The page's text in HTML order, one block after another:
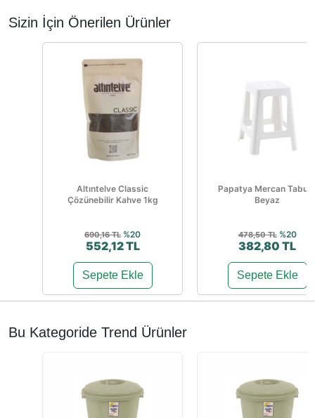
Sizin İçin Önerilen Ürünler
Altıntelve Classic
Çözünebilir Kahve 1kg
690,16 TL %20
552,12 TL
Sepete Ekle
Papatya Mercan
Beyaz
478,50 TL %20
382,80 TL
Sepete Ekle
Bu Kategoride Trend Ürünler